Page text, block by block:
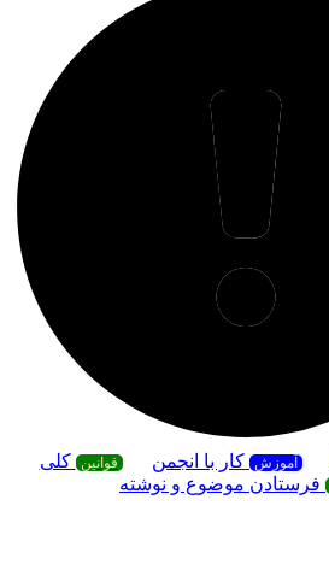
آموزش کار با انجمن قوانین کلی
فرستادن موضوع و نوشته